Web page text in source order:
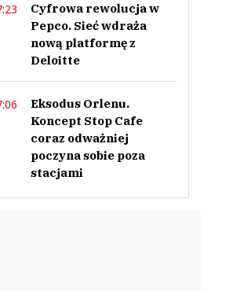
Cyfrowa rewolucja w
Pepco. Sieć wdraża
nową platformę z
Deloitte
Eksodus Orlenu.
Koncept Stop Cafe
coraz odważniej
poczyna sobie poza
stacjami